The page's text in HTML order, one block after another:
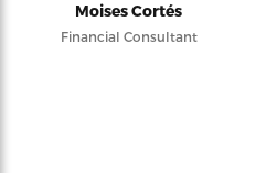
Moises Cortés
Financial Consultant